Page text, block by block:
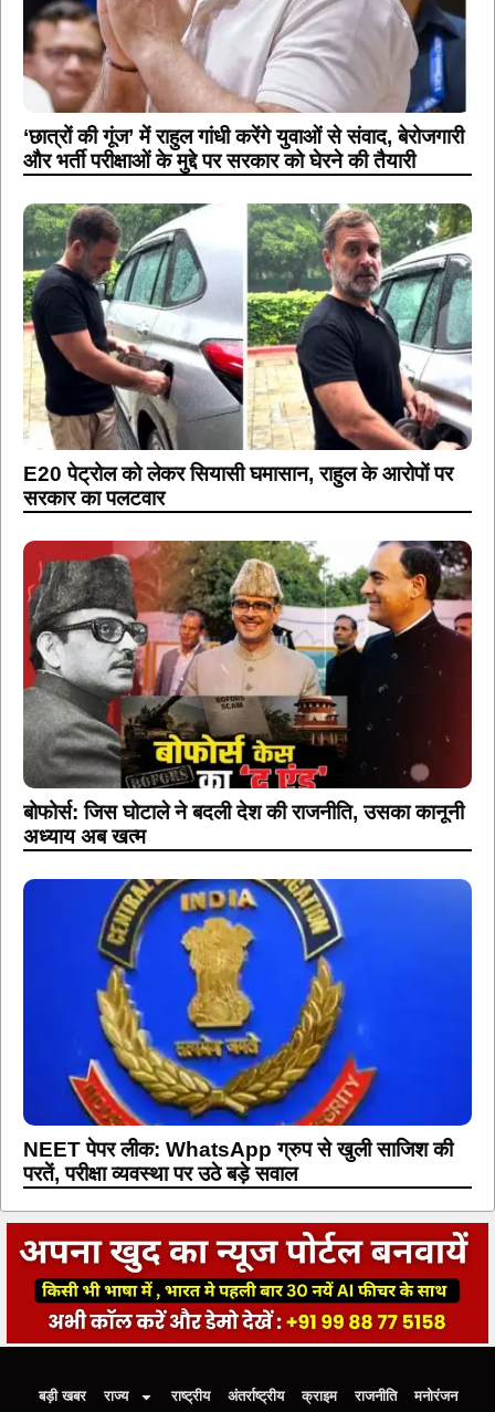
‘छात्रों की गूंज’ में राहुल गांधी करेंगे युवाओं से संवाद, बेरोजगारी
और भर्ती परीक्षाओं के मुद्दे पर सरकार को घेरने की तैयारी
E20 पेट्रोल को लेकर सियासी घमासान, राहुल के आरोपों पर
सरकार का पलटवार
बोफोर्स: जिस घोटाले ने बदली देश की राजनीति, उसका कानूनी
अध्याय अब खत्म
NEET पेपर लीक: WhatsApp ग्रुप से खुली साजिश की
परतें, परीक्षा व्यवस्था पर उठे बड़े सवाल
बड़ी खबर राज्य राष्ट्रीय अंतर्राष्ट्रीय क्राइम राजनीति मनोरंजन